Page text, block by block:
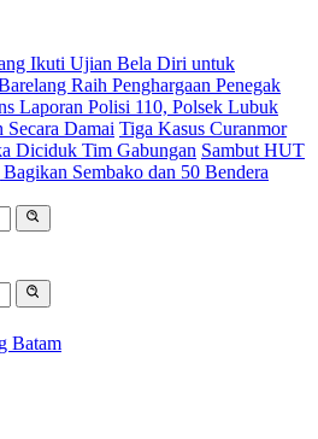
Ikuti Ujian Bela Diri untuk
Raih Penghargaan Penegak
Laporan Polisi 110, Polsek Lubuk
Secara Damai Tiga Kasus Curanmor
Diciduk Tim Gabungan Sambut HUT
Sembako dan 50 Bendera